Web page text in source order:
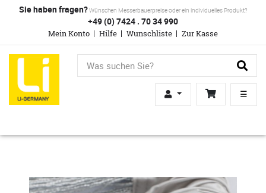
Sie haben fragen?Wünschen Messerbauerpreise oder ein individuelles Produkt?
+49 (0) 7424 . 70 34 990
Mein Konto Hilfe Wunschliste Zur Kasse
☰